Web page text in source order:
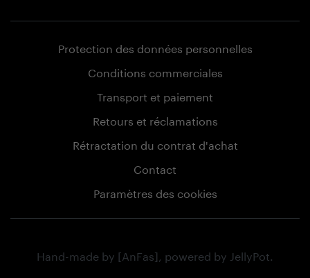
Protection des données personnelles
Conditions commerciales
Transport et paiement
Retours et réclamations
Rétractation du contrat d'achat
Contact
Paramètres des cookies
Hand-made by [AnFas], powered by JellyPot.